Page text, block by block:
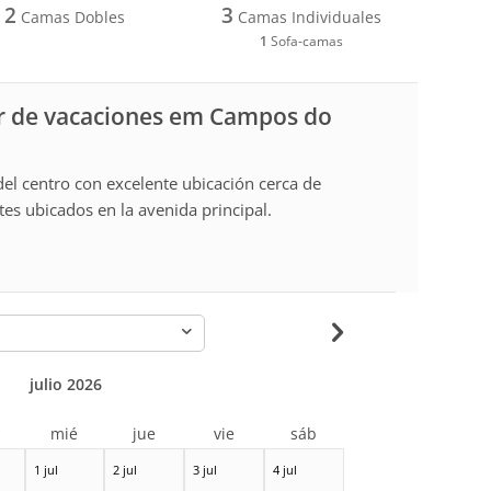
2 Camas Dobles 3 Camas Individuales
1 Sofa-camas
vacaciones em Campos do
centro con excelente ubicación cerca de
ubicados en la avenida principal.
1 jul 2 jul 3 jul 4 jul
julio 2026
mié jue vie sáb